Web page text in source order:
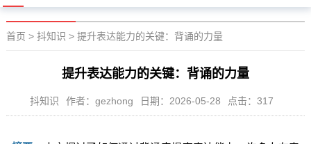
首页 > 抖知识 > 提升表达能力的关键：背诵的力量
提升表达能力的关键：背诵的力量
抖知识 作者：gezhong 日期：2026-05-28 点击：317